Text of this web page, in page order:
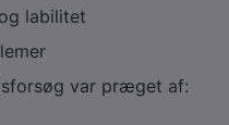
labilitet
var præget af: